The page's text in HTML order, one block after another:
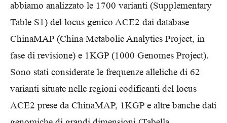
abbiamo analizzato le 1700 varianti (Supplementary
Table S1) del locus genico ACE2 dai database
ChinaMAP (China Metabolic Analytics Project, in
fase di revisione) e 1KGP (1000 Genomes Project).
Sono stati considerate le frequenze alleliche di 62
varianti situate nelle regioni codificanti del locus
ACE2 prese da ChinaMAP, 1KGP e altre banche dati